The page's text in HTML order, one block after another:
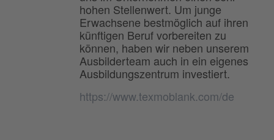
hohen Stellenwert. Um junge
Erwachsene bestmöglich auf ihren
künftigen Beruf vorbereiten zu
können, haben wir neben unserem
Ausbilderteam auch in ein eigenes
Ausbildungszentrum investiert.
https://www.texmoblank.com/de